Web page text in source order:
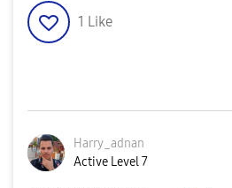
1 Like
Harry_adnan
Active Level 7